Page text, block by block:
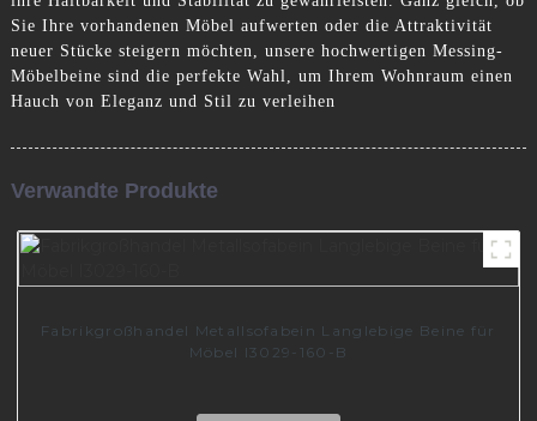
Sie Ihre vorhandenen Möbel aufwerten oder die Attraktivität
neuer Stücke steigern möchten, unsere hochwertigen Messing-
Möbelbeine sind die perfekte Wahl, um Ihrem Wohnraum einen
Hauch von Eleganz und Stil zu verleihen
Verwandte Produkte
Fabrikgroßhandel Metallsofabein Langlebige Beine für
Möbel I3029-160-B